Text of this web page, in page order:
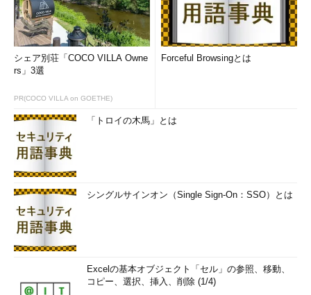
シェア別荘「COCO VILLA Owne
rs」3選
PR(COCO VILLA on GOETHE)
Forceful Browsingとは
「トロイの木馬」とは
シングルサインオン（Single Sign-On：SSO）とは
Excelの基本オブジェクト「セル」の参照、移動、
コピー、選択、挿入、削除 (1/4)